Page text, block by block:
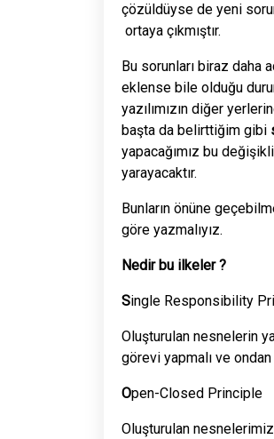
çözüldüyse de yeni
ortaya çıkmıştır.
Bu sorunları biraz daha
eklense bile olduğu
yazılımızın diğer
başta da belirttiğim gibi
yapacağımız bu
yarayacaktır.
Bunların önüne
göre yazmalıyız.
Nedir bu ilkeler ?
Single Responsibility
Oluşturulan nesnelerin
görevi yapmalı ve ondan
Open-Closed Principle
Oluşturulan